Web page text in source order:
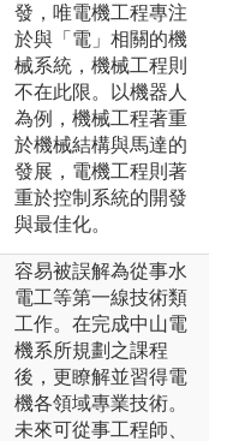
發，唯電機工程專注
於與「電」相關的機
械系統，機械工程則
不在此限。以機器人
為例，機械工程著重
於機械結構與馬達的
發展，電機工程則著
重於控制系統的開發
與最佳化。
容易被誤解為從事水
電工等第一線技術類
工作。在完成中山電
機系所規劃之課程
後，更瞭解並習得電
機各領域專業技術。
未來可從事工程師、